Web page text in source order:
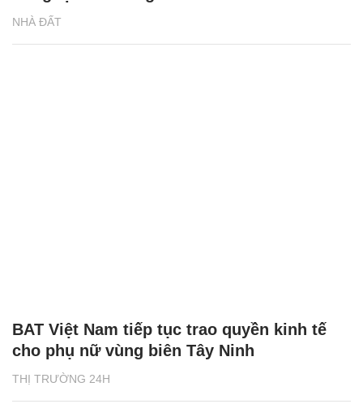
NHÀ ĐẤT
THỊ TRƯỜNG 24H
BAT Việt Nam tiếp tục trao quyền kinh tế
cho phụ nữ vùng biên Tây Ninh